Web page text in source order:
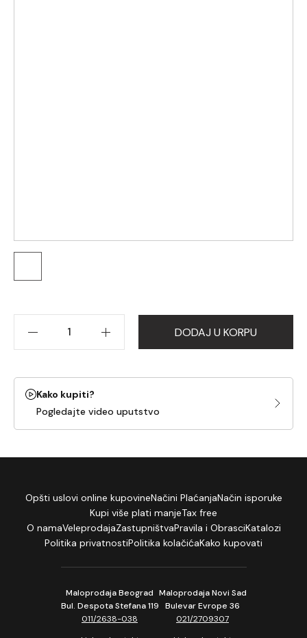
DODAJ U KORPU
Kako kupiti?
Pogledajte video uputstvo
Opšti uslovi online kupovineNačini PlaćanjaNačin isporuke
Kupi više plati manjeTax free
O namaVeleprodajaZastupništvaPravila i ObrasciKatalozi
Politika privatnostiPolitika kolačićaKako kupovati
Maloprodaja Beograd
Bul. Despota Stefana 119
011/2638-038
Maloprodaja Novi Sad
Bulevar Evrope 36
021/2709307